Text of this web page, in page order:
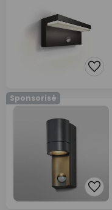
Sponsorisé